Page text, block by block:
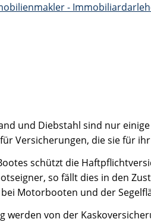
und Diebstahl sind nur
Versicherungen, die sie für
schützt die
so fällt dies in den
Motorbooten und der
von der